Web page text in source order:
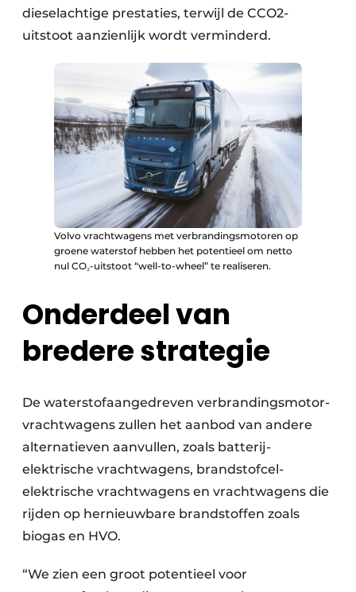
dieselachtige prestaties, terwijl de CCO2-
uitstoot aanzienlijk wordt verminderd.
Volvo vrachtwagens met verbrandingsmotoren op
groene waterstof hebben het potentieel om netto
nul CO₂-uitstoot “well-to-wheel” te realiseren.
Onderdeel van
bredere strategie
De waterstofaangedreven verbrandingsmotor­
vrachtwagens zullen het aanbod van andere
alternatieven aanvullen, zoals batterij-
elektrische vrachtwagens, brandstofcel-
elektrische vrachtwagens en vrachtwagens die
rijden op hernieuwbare brandstoffen zoals
biogas en HVO.
“We zien een groot potentieel voor